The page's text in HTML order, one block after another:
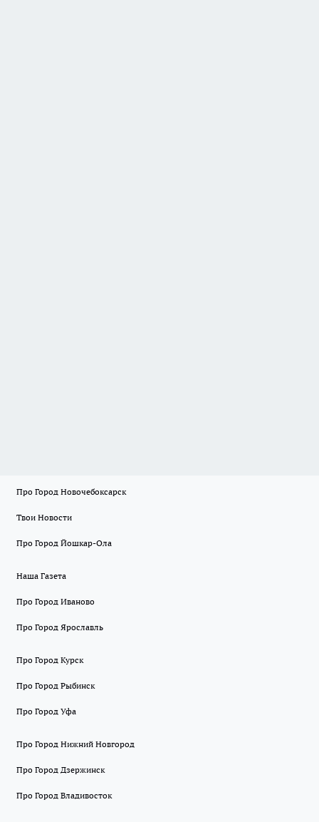
Про Город Новочебоксарск
Твои Новости
Про Город Йошкар-Ола
Наша Газета
Про Город Иваново
Про Город Ярославль
Про Город Курск
Про Город Рыбинск
Про Город Уфа
Про Город Нижний Новгород
Про Город Дзержинск
Про Город Владивосток